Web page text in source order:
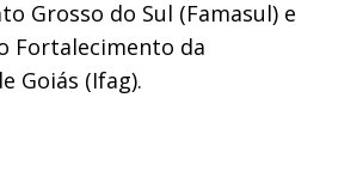
Grosso do Sul (Famasul) e
Fortalecimento da
Goiás (Ifag).